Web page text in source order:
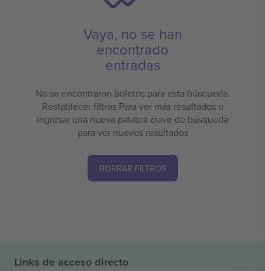
Vaya, no se han
encontrado
entradas
No se encontraron boletos para esta búsqueda.
Restablecer filtros Para ver más resultados o
ingresar una nueva palabra clave de búsqueda
para ver nuevos resultados
BORRAR FILTROS
Links de acceso directo